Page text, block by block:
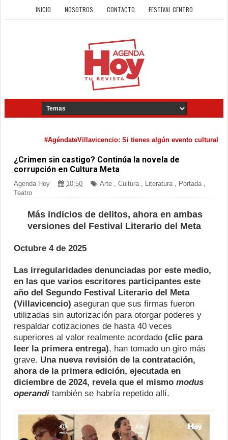
INICIO NOSOTROS CONTACTO FESTIVAL CENTRO
#AgéndateVillavicencio: Si tienes algún evento cultural que
¿Crimen sin castigo? Continúa la novela de
corrupción en Cultura Meta
Agenda Hoy 10:50 Arte Cultura Literatura Portada
Teatro
Más indicios de delitos, ahora en ambas
versiones del Festival Literario del Meta
Octubre 4 de 2025
Las irregularidades denunciadas por este medio,
en las que varios escritores participantes este
año del Segundo Festival Literario del Meta
(Villavicencio) aseguran que sus firmas fueron
utilizadas sin autorización para otorgar poderes y
respaldar cotizaciones de hasta 40 veces
superiores al valor realmente acordado (clic para
leer la primera entrega), han tomado un giro más
grave. Una nueva revisión de la contratación,
ahora de la primera edición, ejecutada en
diciembre de 2024, revela que el mismo modus
operandi también se habría repetido allí.